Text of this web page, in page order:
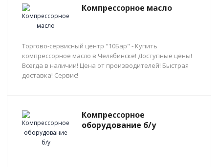
Компрессорное масло
Торгово-сервисный центр "10Бар" - Купить
компрессорное масло в Челябинске! Доступные цены!
Всегда в наличии! Цена от производителей! Быстрая
доставка! Сервис!
Компрессорное
оборудование б/у